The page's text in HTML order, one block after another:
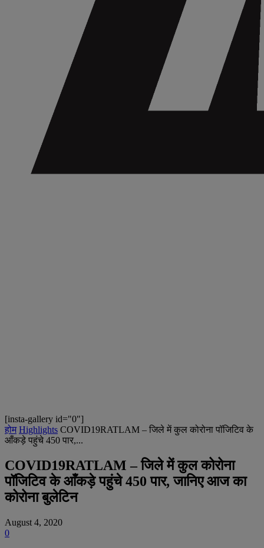
[insta-gallery id="0"]
होम Highlights COVID19RATLAM – जिले में कुल कोरोना पॉजिटिव के
आँकड़े पहुंचे 450 पार,...
COVID19RATLAM – जिले में कुल कोरोना
पॉजिटिव के आँकड़े पहुंचे 450 पार, जानिए आज का
कोरोना बुलेटिन
August 4, 2020
0